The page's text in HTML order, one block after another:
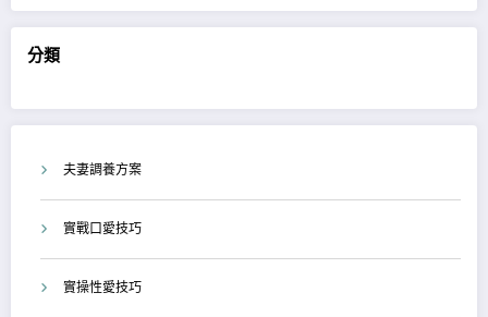
分類
夫妻調養方案
實戰口愛技巧
實操性愛技巧